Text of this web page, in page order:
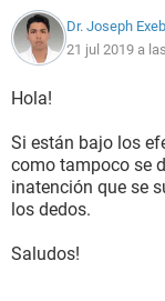
Dr. Joseph
21 jul 2019 a
Hola!
Si están bajo los
como tampoco se
inatención que se
los dedos.
Saludos!